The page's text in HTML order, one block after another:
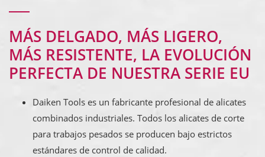
MÁS DELGADO, MÁS LIGERO,
MÁS RESISTENTE, LA EVOLUCIÓN
PERFECTA DE NUESTRA SERIE EU
Daiken Tools es un fabricante profesional de alicates
combinados industriales. Todos los alicates de corte
para trabajos pesados se producen bajo estrictos
estándares de control de calidad.